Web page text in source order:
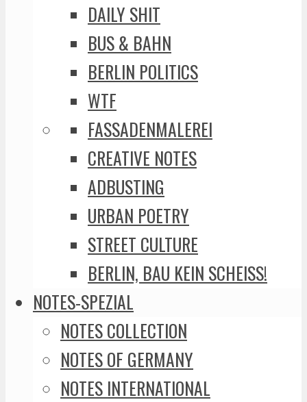
DAILY SHIT
BUS & BAHN
BERLIN POLITICS
WTF
FASSADENMALEREI
CREATIVE NOTES
ADBUSTING
URBAN POETRY
STREET CULTURE
BERLIN, BAU KEIN SCHEISS!
NOTES-SPEZIAL
NOTES COLLECTION
NOTES OF GERMANY
NOTES INTERNATIONAL